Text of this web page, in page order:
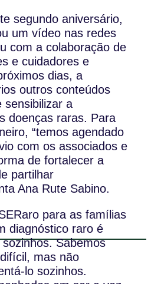
segundo aniversário,
um vídeo nas redes
com a colaboração de
e cuidadores e
dias, a
outros conteúdos
sensibilizar a
doenças raras. Para
“temos agendado
com os associados e
de fortalecer a
partilhar
Ana Rute Sabino.
para as famílias
diagnóstico raro é
Sabemos
mas não
lo sozinhos.